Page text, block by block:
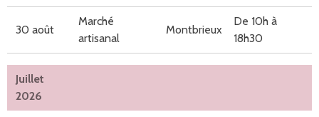
30 août
Marché
artisanal
Montbrieux
De 10h à
18h30
Juillet
2026